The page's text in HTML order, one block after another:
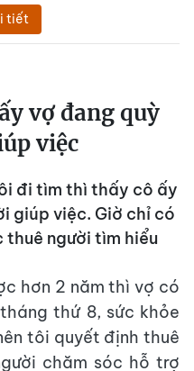
tiết
vợ đang quỳ
việc
đi tìm thì thấy cô ấy
giúp việc. Giờ chỉ có
người tìm hiểu
hơn 2 năm thì vợ có
thứ 8, sức khỏe
tôi quyết định thuê
chăm sóc hỗ trợ